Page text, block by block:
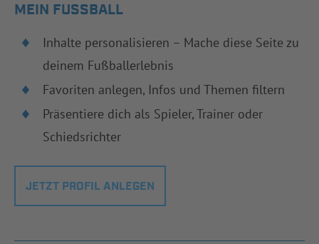
MEIN FUSSBALL
Inhalte personalisieren – Mache diese Seite zu
deinem Fußballerlebnis
Favoriten anlegen, Infos und Themen filtern
Präsentiere dich als Spieler, Trainer oder
Schiedsrichter
JETZT PROFIL ANLEGEN